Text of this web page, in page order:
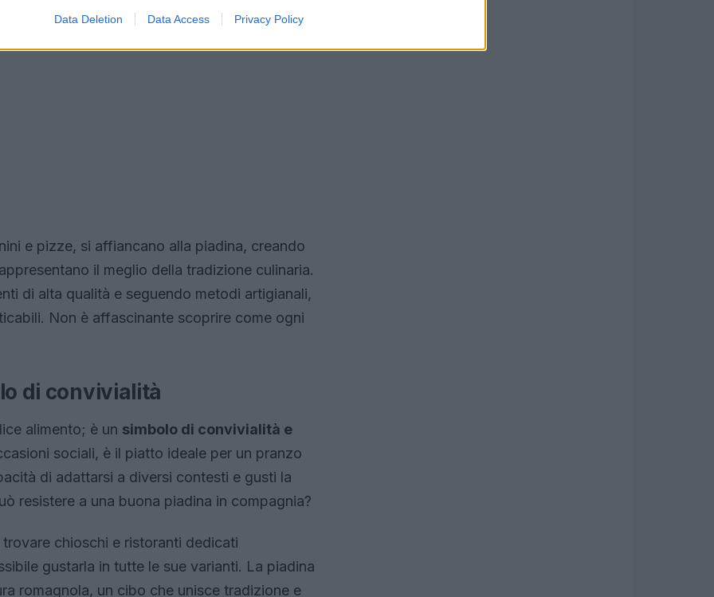
Data Deletion Data Access Privacy Policy
e pizze, si affiancano alla piadina, creando
il meglio della tradizione culinaria.
di alta qualità e seguendo metodi artigianali,
Non è affascinante scoprire come ogni
di convivialità
alimento; è un simbolo di convivialità e
sociali, è il piatto ideale per un pranzo
di adattarsi a diversi contesti e gusti la
resistere a una buona piadina in compagnia?
chioschi e ristoranti dedicati
gustarla in tutte le sue varianti. La piadina
romagnola, un cibo che unisce tradizione e